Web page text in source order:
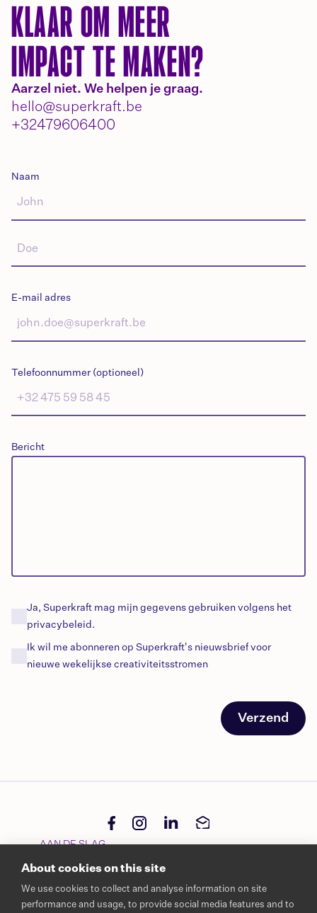
KLAAR OM MEER
IMPACT TE MAKEN?
Aarzel niet. We helpen je graag.
hello@superkraft.be
+32479606400
Naam
E-mail adres
Telefoonnummer (optioneel)
Bericht
Ja, Superkraft mag mijn gegevens gebruiken volgens het
privacybeleid.
Ik wil me abonneren op Superkraft's nieuwsbrief voor
nieuwe wekelijkse creativiteitsstromen
Verzend
AAN DE SLAG
Start project
NEEM CONTACT MET ONS OP
About cookies on this site
We use cookies to collect and analyse information on site
performance and usage, to provide social media features and to